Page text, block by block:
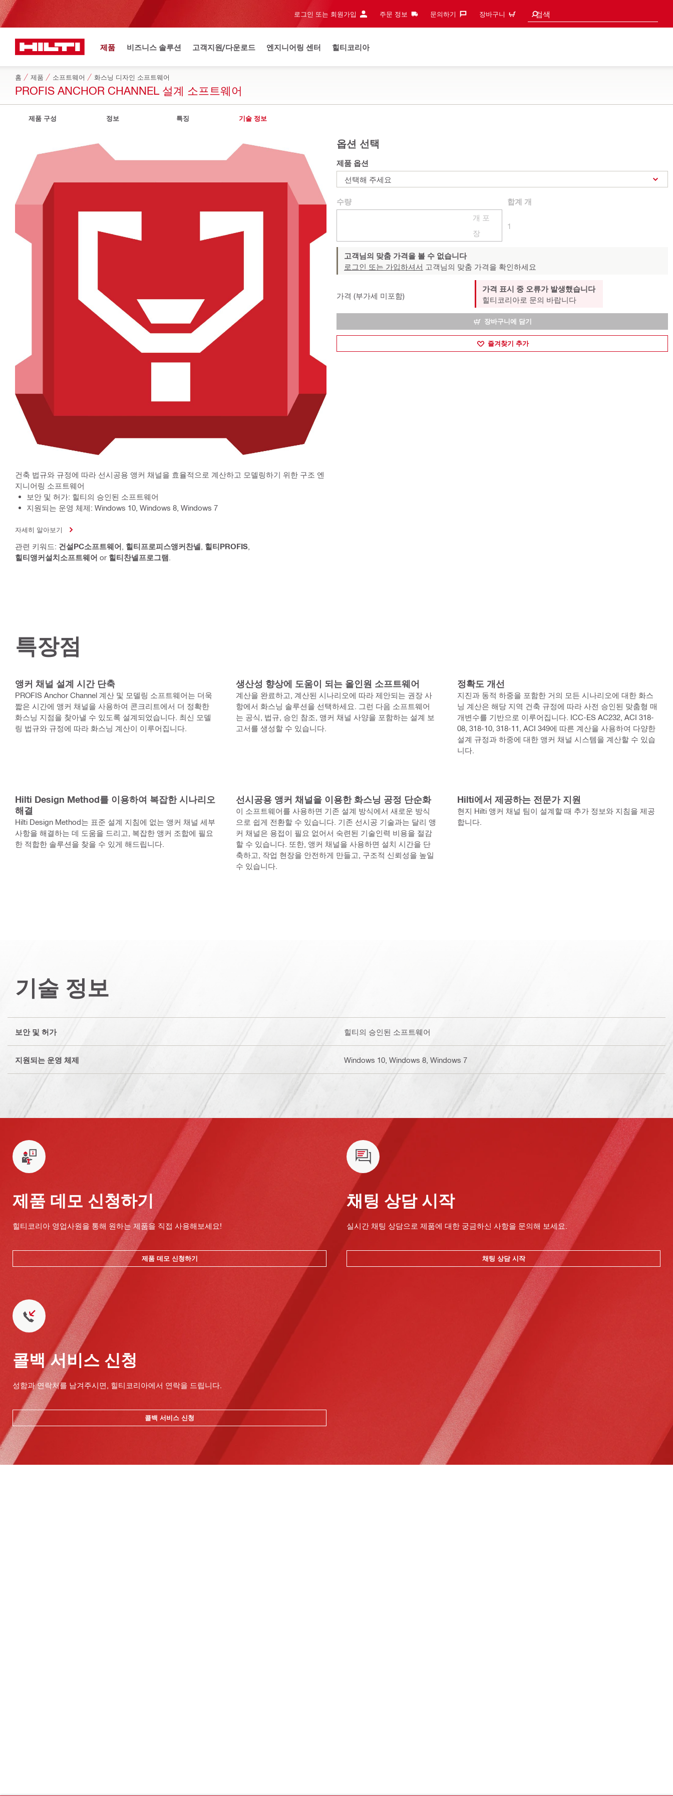
로그인 또는 회원가입 주문 정보 문의하기‎ 장바구니 검색
검색 추천
제품 비즈니스 솔루션 고객지원/다운로드 엔지니어링 센터 힐티코리아
홈 제품 소프트웨어 화스닝 디자인 소프트웨어
PROFIS ANCHOR CHANNEL 설계 소프트웨어
제품 구성 정보 특징 기술 정보
건축 법규와 규정에 따라 선시공용 앵커 채널을 효율적으로 계산하고 모델링하기 위한 구조 엔
지니어링 소프트웨어
보안 및 허가: 힐티의 승인된 소프트웨어
지원되는 운영 체제: Windows 10, Windows 8, Windows 7
자세히 알아보기
관련 키워드: 건설PC소프트웨어 힐티프로피스앵커찬넬 힐티PROFIS
힐티앵커설치소프트웨어 or 힐티찬넬프로그램
옵션 선택
제품 옵션
선택해 주세요
수량
개 포
장
합계 개
1
고객님의 맞춤 가격을 볼 수 없습니다
로그인 또는 가입하셔서 고객님의 맞춤 가격을 확인하세요
가격 (부가세 미포함)
가격 표시 중 오류가 발생했습니다
힐티코리아로 문의 바랍니다
장바구니에 담기
즐겨찾기 추가
특장점
앵커 채널 설계 시간 단축
PROFIS Anchor Channel 계산 및 모델링 소프트웨어는 더욱
짧은 시간에 앵커 채널을 사용하여 콘크리트에서 더 정확한
화스닝 지점을 찾아낼 수 있도록 설계되었습니다. 최신 모델
링 법규와 규정에 따라 화스닝 계산이 이루어집니다.
생산성 향상에 도움이 되는 올인원 소프트웨어
계산을 완료하고, 계산된 시나리오에 따라 제안되는 권장 사
항에서 화스닝 솔루션을 선택하세요. 그런 다음 소프트웨어
는 공식, 법규, 승인 참조, 앵커 채널 사양을 포함하는 설계 보
고서를 생성할 수 있습니다.
정확도 개선
지진과 동적 하중을 포함한 거의 모든 시나리오에 대한 화스
닝 계산은 해당 지역 건축 규정에 따라 사전 승인된 맞춤형 매
개변수를 기반으로 이루어집니다. ICC-ES AC232, ACI 318-
08, 318-10, 318-11, ACI 349에 따른 계산을 사용하여 다양한
설계 규정과 하중에 대한 앵커 채널 시스템을 계산할 수 있습
니다.
Hilti Design Method를 이용하여 복잡한 시나리오
해결
Hilti Design Method는 표준 설계 지침에 없는 앵커 채널 세부
사항을 해결하는 데 도움을 드리고, 복잡한 앵커 조합에 필요
한 적합한 솔루션을 찾을 수 있게 해드립니다.
선시공용 앵커 채널을 이용한 화스닝 공정 단순화
이 소프트웨어를 사용하면 기존 설계 방식에서 새로운 방식
으로 쉽게 전환할 수 있습니다. 기존 선시공 기술과는 달리 앵
커 채널은 용접이 필요 없어서 숙련된 기술인력 비용을 절감
할 수 있습니다. 또한, 앵커 채널을 사용하면 설치 시간을 단
축하고, 작업 현장을 안전하게 만들고, 구조적 신뢰성을 높일
수 있습니다.
Hilti에서 제공하는 전문가 지원
현지 Hilti 앵커 채널 팀이 설계할 때 추가 정보와 지침을 제공
합니다.
기술 정보
보안 및 허가 힐티의 승인된 소프트웨어
지원되는 운영 체제 Windows 10, Windows 8, Windows 7
제품 데모 신청하기
힐티코리아 영업사원을 통해 원하는 제품을 직접 사용해보세요!
제품 데모 신청하기
채팅 상담 시작
실시간 채팅 상담으로 제품에 대한 궁금하신 사항을 문의해 보세요.
채팅 상담 시작
콜백 서비스 신청
성함과 연락처를 남겨주시면, 힐티코리아에서 연락을 드립니다.
콜백 서비스 신청